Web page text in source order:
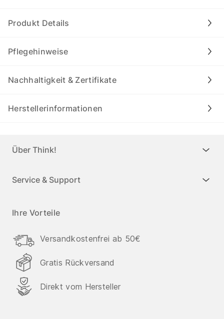
Produkt Details
Pflegehinweise
Nachhaltigkeit & Zertifikate
Herstellerinformationen
Über Think!
Service & Support
Ihre Vorteile
Versandkostenfrei ab 50€
Gratis Rückversand
Direkt vom Hersteller